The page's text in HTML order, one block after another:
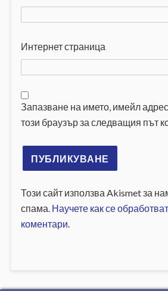
Интернет страница
Запазване на името, имейл
този браузър за следващия път
Този сайт използва Akismet за
спама. Научете как се
коментари.